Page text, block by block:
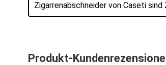
Zigarrenabschneider von Caseti
Produkt-